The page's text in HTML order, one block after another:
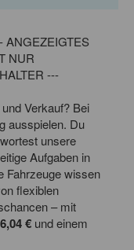
ANGEZEIGTES
NUR
---
Verkauf? Bei
ausspielen. Du
unsere
Aufgaben in
Fahrzeuge wissen
flexiblen
– mit
€ und einem